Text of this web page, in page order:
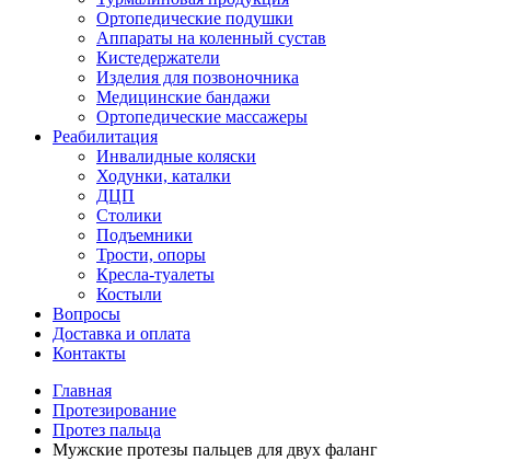
Ортопедические подушки
Аппараты на коленный сустав
Кистедержатели
Изделия для позвоночника
Медицинские бандажи
Ортопедические массажеры
Реабилитация
Инвалидные коляски
Ходунки, каталки
ДЦП
Столики
Подъемники
Трости, опоры
Кресла-туалеты
Костыли
Вопросы
Доставка и оплата
Контакты
Главная
Протезирование
Протез пальца
Mужские протезы пальцев для двух фаланг